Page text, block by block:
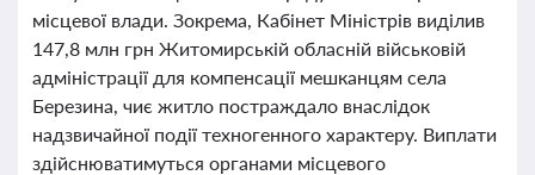
місцевої влади. Зокрема, Кабінет Міністрів виділив
147,8 млн грн Житомирській обласній військовій
адміністрації для компенсації мешканцям села
Березина, чиє житло постраждало внаслідок
надзвичайної події техногенного характеру. Виплати
здійснюватимуться органами місцевого